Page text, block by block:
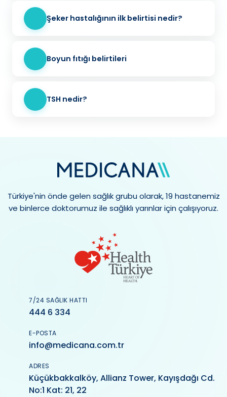
Şeker hastalığının ilk belirtisi nedir?
Boyun fıtığı belirtileri
TSH nedir?
Türkiye'nin önde gelen sağlık grubu olarak, 19 hastanemiz
ve binlerce doktorumuz ile sağlıklı yarınlar için çalışıyoruz.
7/24 SAĞLIK HATTI
444 6 334
E-POSTA
info@medicana.com.tr
ADRES
Küçükbakkalköy, Allianz Tower, Kayışdağı Cd.
No:1 Kat: 21, 22